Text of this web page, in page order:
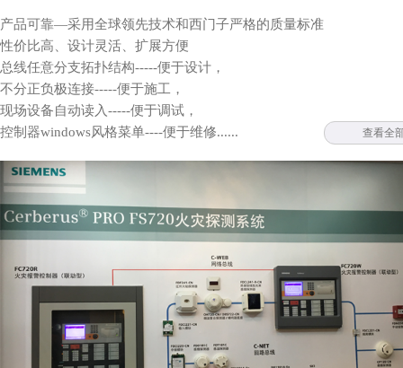
产品可靠—采用全球领先技术和西门子严格的质量标准
性价比高、设计灵活、扩展方便
总线任意分支拓扑结构-----便于设计，
不分正负极连接-----便于施工，
现场设备自动读入-----便于调试，
控制器windows风格菜单----便于维修......
查看全